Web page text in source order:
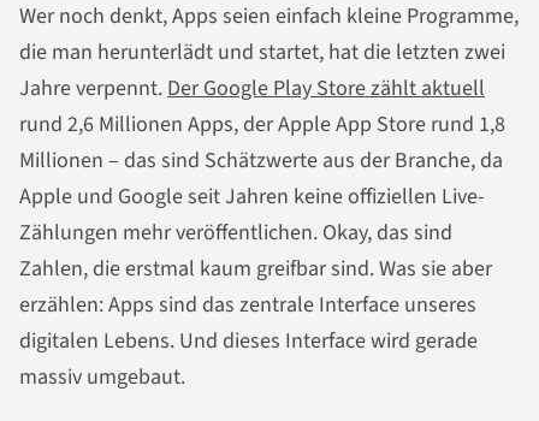
Wer noch denkt, Apps seien einfach kleine Programme,
die man herunterlädt und startet, hat die letzten zwei
Jahre verpennt.Der Google Play Store zählt aktuell
rund 2,6 Millionen Apps, der Apple App Store rund 1,8
Millionen – das sind Schätzwerte aus der Branche, da
Apple und Google seit Jahren keine offiziellen Live-
Zählungen mehr veröffentlichen. Okay, das sind
Zahlen, die erstmal kaum greifbar sind. Was sie aber
erzählen: Apps sind das zentrale Interface unseres
digitalen Lebens. Und dieses Interface wird gerade
massiv umgebaut.